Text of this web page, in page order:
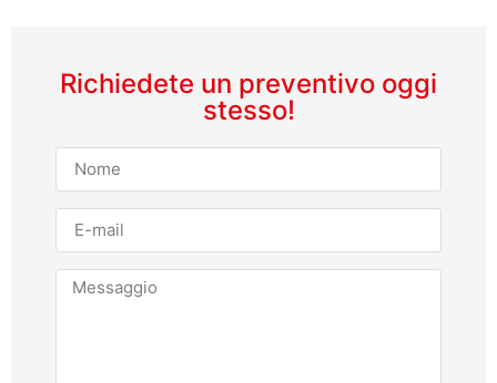
Richiedete un preventivo oggi
stesso!